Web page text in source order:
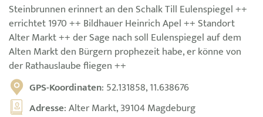
Steinbrunnen erinnert an den Schalk Till Eulenspiegel ++
errichtet 1970 ++ Bildhauer Heinrich Apel ++ Standort
Alter Markt ++ der Sage nach soll Eulenspiegel auf dem
Alten Markt den Bürgern prophezeit habe, er könne von
der Rathauslaube fliegen ++
GPS-Koordinaten: 52.131858, 11.638676
Adresse: Alter Markt, 39104 Magdeburg